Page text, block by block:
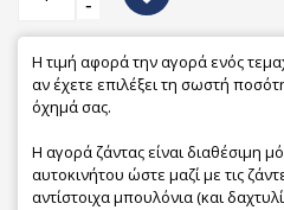
-
Η τιμή αφορά την αγορά ενός
αν έχετε επιλέξει τη σωστή
όχημά σας.
Η αγορά ζάντας είναι διαθέσιμη
αυτοκινήτου ώστε μαζί με τις
αντίστοιχα μπουλόνια (και